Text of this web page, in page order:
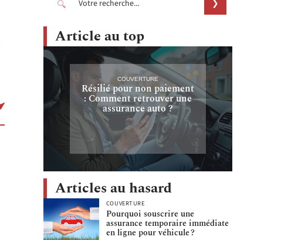
Article au top
COUVERTURE
Résilié pour non paiement
: Comment retrouver une
assurance auto ?
Articles au hasard
COUVERTURE
Pourquoi souscrire une
assurance temporaire immédiate
en ligne pour véhicule ?